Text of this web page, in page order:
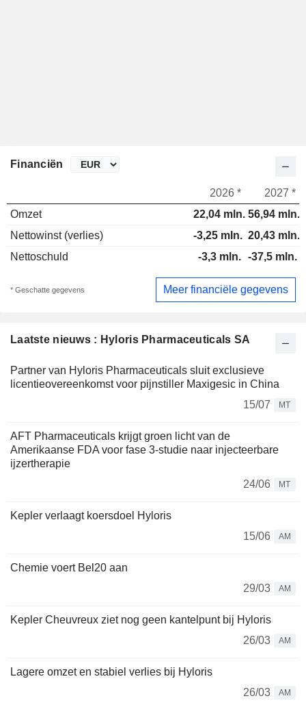
Laatste nieuws : Hyloris Pharmaceuticals SA
Partner van Hyloris Pharmaceuticals sluit exclusieve
licentieovereenkomst voor pijnstiller Maxigesic in China
15/07
MT
AFT Pharmaceuticals krijgt groen licht van de
Amerikaanse FDA voor fase 3-studie naar injecteerbare
ijzertherapie
24/06
MT
Kepler verlaagt koersdoel Hyloris
15/06
AM
Chemie voert Bel20 aan
29/03
AM
Kepler Cheuvreux ziet nog geen kantelpunt bij Hyloris
26/03
AM
Lagere omzet en stabiel verlies bij Hyloris
26/03
AM
Financiën
2026 *
2027 *
Omzet
22,04 mln. 56,94 mln.
Nettowinst (verlies)
-3,25 mln. 20,43 mln.
Nettoschuld
-3,3 mln. -37,5 mln.
* Geschatte gegevens Meer financiële gegevens